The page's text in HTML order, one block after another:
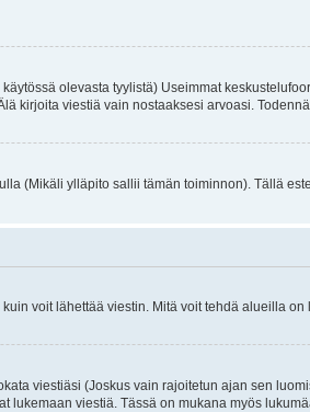
olevasta tyylistä) Useimmat
kirjoita viestiä vain nostaaksesi arvoasi.
(Mikäli ylläpito sallii tämän toiminnon). Tällä
voit lähettää viestin. Mitä voit tehdä alueilla
viestiäsi (Joskus vain rajoitetun ajan sen
viestiä. Tässä on mukana myös